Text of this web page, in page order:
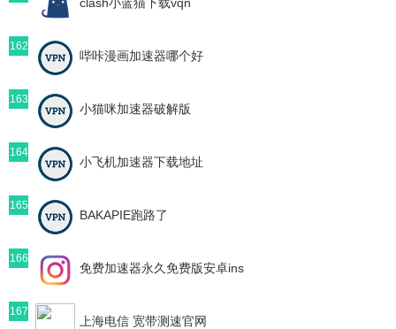
162
哔咔漫画加速器哪个好
163
小猫咪加速器破解版
164
小飞机加速器下载地址
165
BAKAPIE跑路了
166
免费加速器永久免费版安卓ins
167
上海电信 宽带测速官网